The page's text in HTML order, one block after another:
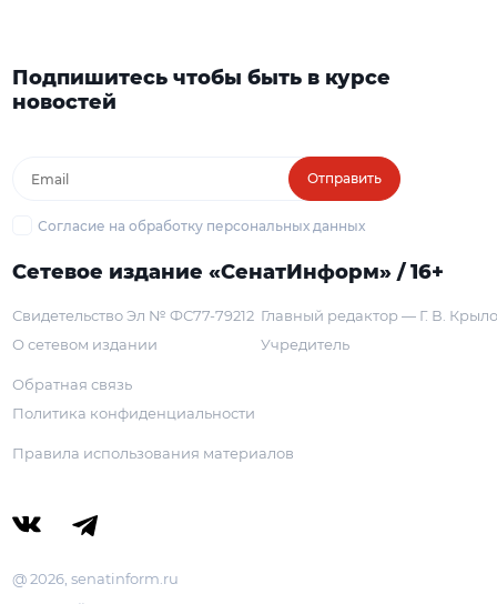
Подпишитесь чтобы быть в курсе
новостей
Отправить
Согласие на обработку персональных данных
Сетевое издание «СенатИнформ» / 16+
Свидетельство Эл № ФС77-79212
О сетевом издании
Главный редактор — Г. В.
Учредитель
Обратная связь
Политика конфиденциальности
Правила использования материалов
@ 2026, senatinform.ru